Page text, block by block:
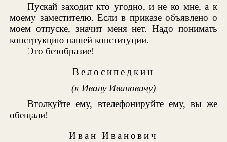
Пускай заходит кто угодно, и не ко мне, а к
моему заместителю. Если в приказе объявлено о
моем отпуске, значит меня нет. Надо понимать
конструкцию нашей конституции.
Это безобразие!
Велосипедкин
(к Ивану Ивановичу)
Втолкуйте ему, втелефонируйте ему, вы же
обещали!
Иван Иванович